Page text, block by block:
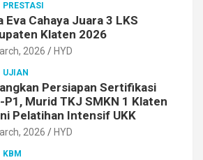
PRESTASI
Eva Cahaya Juara 3 LKS
Klaten 2026
2026 HYD
UJIAN
Persiapan Sertifikasi
P1, Murid TKJ SMKN 1 Klaten
Pelatihan Intensif UKK
2026 HYD
KBM